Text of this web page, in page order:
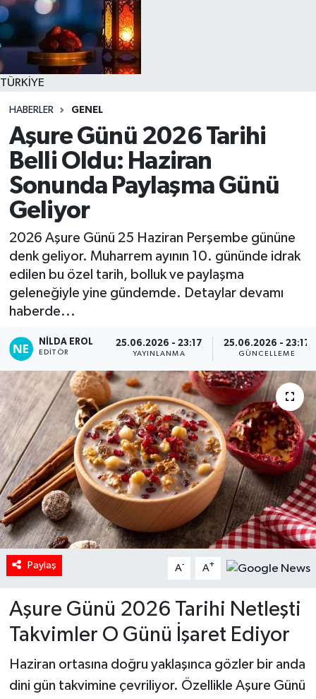
TÜRKİYE
HABERLER GENEL
Aşure Günü 2026 Tarihi
Belli Oldu: Haziran
Sonunda Paylaşma Günü
Geliyor
2026 Aşure Günü 25 Haziran Perşembe gününe
denk geliyor. Muharrem ayının 10. gününde idrak
edilen bu özel tarih, bolluk ve paylaşma
geleneğiyle yine gündemde. Detaylar devamı
haberde...
NILDA EROL
EDITÖR
25.06.2026 - 23:17
YAYINLANMA
25.06.2026 - 23:17
GÜNCELLEME
Paylaş A- A+
Aşure Günü 2026 Tarihi Netleşti
Takvimler O Günü İşaret Ediyor
Haziran ortasına doğru yaklaşınca gözler bir anda
dini gün takvimine çevriliyor. Özellikle Aşure Günü